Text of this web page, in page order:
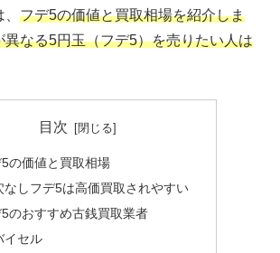
フデ5の価値と買取相場を紹介しま
異なる5円玉（フデ5）を売りたい人は
目次
の価値と買取相場
なしフデ5は高価買取されやすい
のおすすめ古銭買取業者
イセル